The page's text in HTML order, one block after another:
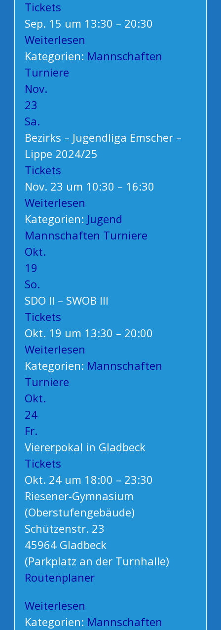
Tickets
Sep. 15 um 13:30 – 20:30
Weiterlesen
Kategorien: Mannschaften
Turniere
Nov.
23
Sa.
Bezirks – Jugendliga Emscher –
Lippe 2024/25
Tickets
Nov. 23 um 10:30 – 16:30
Weiterlesen
Kategorien: Jugend
Mannschaften Turniere
Okt.
19
So.
SDO II – SWOB III
Tickets
Okt. 19 um 13:30 – 20:00
Weiterlesen
Kategorien: Mannschaften
Turniere
Okt.
24
Fr.
Viererpokal in Gladbeck
Tickets
Okt. 24 um 18:00 – 23:30
Riesener-Gymnasium
(Oberstufengebäude)
Schützenstr. 23
45964 Gladbeck
(Parkplatz an der Turnhalle)
Routenplaner
Weiterlesen
Kategorien: Mannschaften